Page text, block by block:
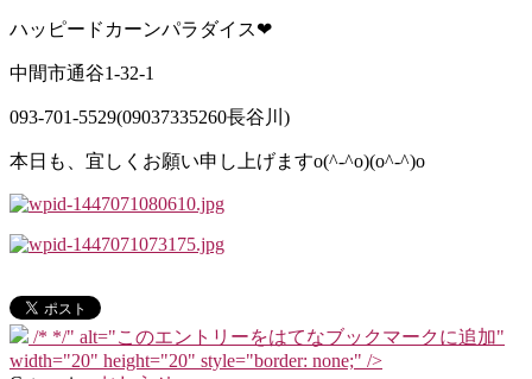
ハッピードカーンパラダイス❤
中間市通谷1-32-1
093-701-5529(09037335260長谷川)
本日も、宜しくお願い申し上げますo(^-^o)(o^-^)o
/* */" alt="このエントリーをはてなブックマークに追加"
width="20" height="20" style="border: none;" />